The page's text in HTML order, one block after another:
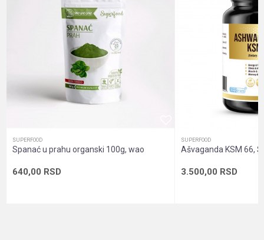
Energija, Holesterol, Imunitet
Nutritivne informacije Visok nivo minerala
Oblik pakovanja Zip kesica
POŠALJI
SUPERFOOD
Spanać u prahu organski 100g, wao
640,00 RSD
SUPERFOOD
Ašvaganda KSM 66,
3.500,00 RSD